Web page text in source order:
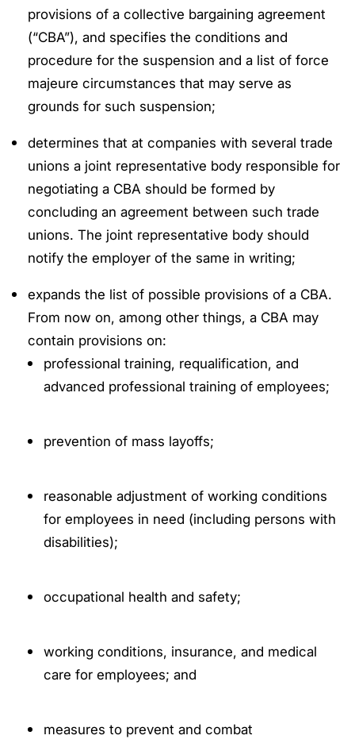
provisions of a collective bargaining agreement
(“CBA”), and specifies the conditions and
procedure for the suspension and a list of force
majeure circumstances that may serve as
grounds for such suspension;
determines that at companies with several trade
unions a joint representative body responsible for
negotiating a CBA should be formed by
concluding an agreement between such trade
unions. The joint representative body should
notify the employer of the same in writing;
expands the list of possible provisions of a CBA.
From now on, among other things, a CBA may
contain provisions on:
professional training, requalification, and
advanced professional training of employees;
prevention of mass layoffs;
reasonable adjustment of working conditions
for employees in need (including persons with
disabilities);
occupational health and safety;
working conditions, insurance, and medical
care for employees; and
measures to prevent and combat